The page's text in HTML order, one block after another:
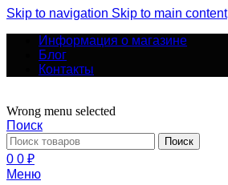
Skip to navigation Skip to main content
Информация о магазине
Блог
Контакты
Wrong menu selected
Поиск
Поиск
0 0 ₽
Меню